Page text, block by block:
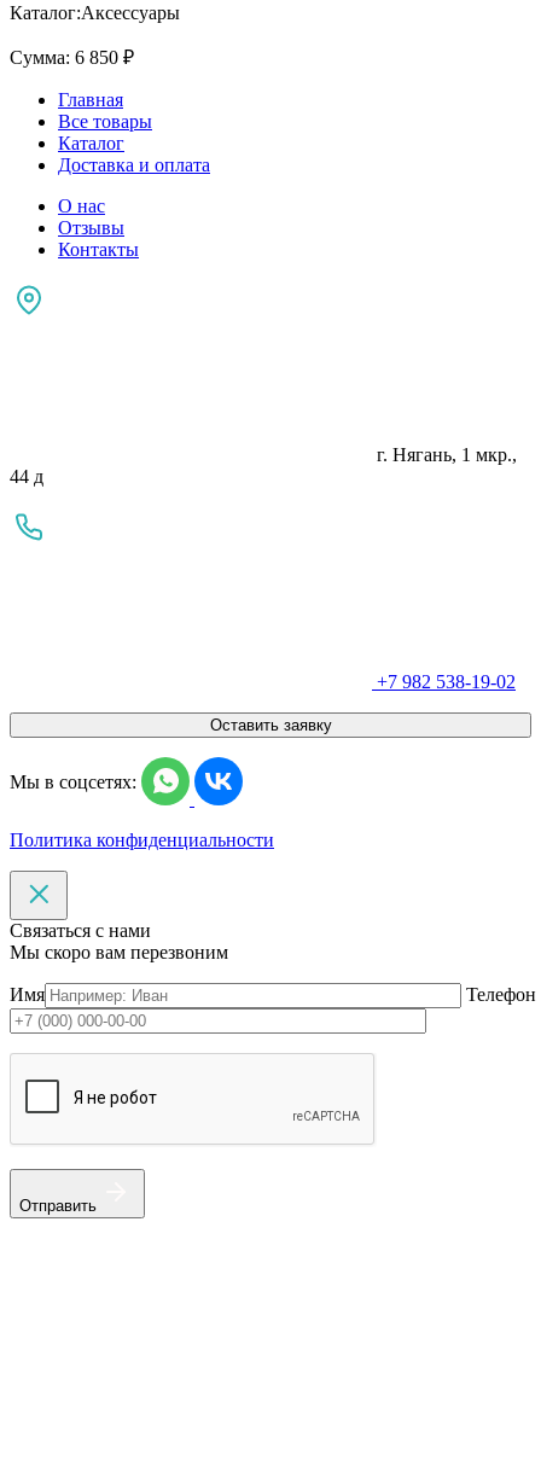
Каталог:Аксессуары
Сумма: 6 850 ₽
Главная
Все товары
Каталог
Доставка и оплата
О нас
Отзывы
Контакты
г. Нягань, 1 мкр.,
44 д
+7 982 538-19-02
Оставить заявку
Мы в соцсетях:
Политика конфиденциальности
Связаться с нами
Мы скоро вам перезвоним
Имя Телефон
Отправить